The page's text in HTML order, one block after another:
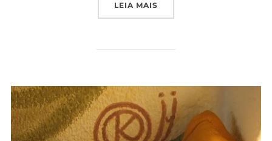
LEIA MAIS